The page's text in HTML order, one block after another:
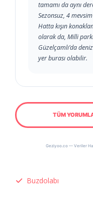
tamamı da aynı
Sezonsuz, 4
Hatta kışın
olarak da, Milli
Güzelçamlı’da
yer burası olabilir.
TÜM
Geziyoo.co — Veriler
Buzdolabı